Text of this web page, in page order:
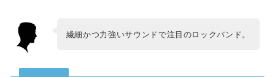
繊細かつ力強いサウンドで注目のロックバンド。